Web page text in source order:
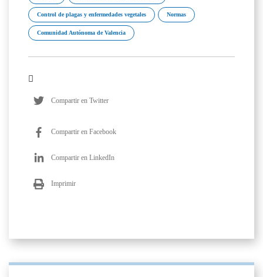
Control de plagas y enfermedades vegetales Normas
Comunidad Autónoma de Valencia
Compartir en Twitter
Compartir en Facebook
Compartir en LinkedIn
Imprimir